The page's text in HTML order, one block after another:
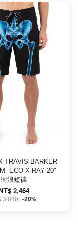
TRAVIS BARKER
ECO X-RAY 20"
衝浪短褲
2,464
3,080 -20%